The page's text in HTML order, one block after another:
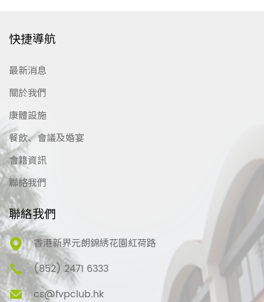
快捷導航
最新消息
關於我們
康體設施
餐飲、會議及婚宴
會籍資訊
聯絡我們
聯絡我們
香港新界元朗錦綉花園紅荷路
(852) 2471 6333
cs@fvpclub.hk